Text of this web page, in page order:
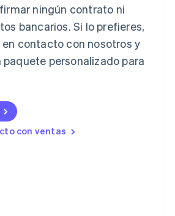
ningún contrato ni
bancarios. Si lo prefieres,
contacto con nosotros y
personalizado para
con ventas